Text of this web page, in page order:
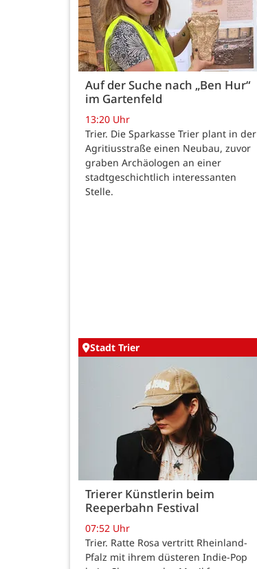
Auf der Suche nach „Ben Hur“
im Gartenfeld
13:20 Uhr
Trier. Die Sparkasse Trier plant in der
Agritiusstraße einen Neubau, zuvor
graben Archäologen an einer
stadtgeschichtlich interessanten
Stelle.
Stadt Trier
Trierer Künstlerin beim
Reeperbahn Festival
07:52 Uhr
Trier. Ratte Rosa vertritt Rheinland-
Pfalz mit ihrem düsteren Indie-Pop